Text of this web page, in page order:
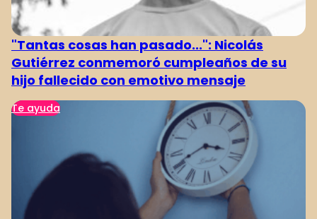
"Tantas cosas han pasado...": Nicolás
Gutiérrez conmemoró cumpleaños de su
hijo fallecido con emotivo mensaje
Te ayuda